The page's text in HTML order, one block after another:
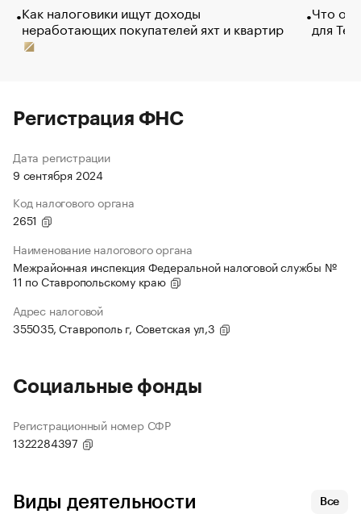
Как налоговики ищут доходы
неработающих покупателей яхт и квартир
Что
для
Регистрация ФНС
Дата регистрации
9 сентября 2024
Код налогового органа
2651
Наименование налогового органа
Межрайонная инспекция Федеральной налоговой службы №
11 по Ставропольскому краю
Адрес налоговой
355035, Ставрополь г, Советская ул,3
Социальные фонды
Регистрационный номер СФР
1322284397
Виды деятельности Все